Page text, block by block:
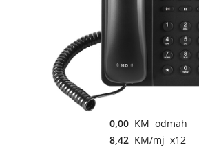
0,00 KM odmah
8,42 KM/mj x12